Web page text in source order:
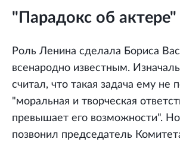
"Парадокс об актере"
Роль Ленина сделала Бориса
всенародно известным.
считал, что такая задача ему не
"моральная и творческая
превышает его возможности".
позвонил председатель